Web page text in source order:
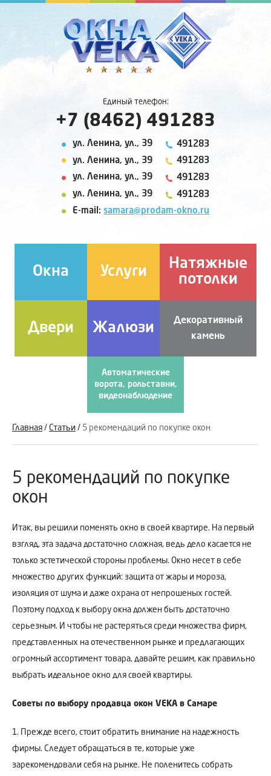
Единый телефон:
+7 (8462) 491283
ул. Ленина, ул., 39
491283
ул. Ленина, ул., 39
491283
ул. Ленина, ул., 39
491283
ул. Ленина, ул., 39
491283
E-mail: samara@prodam-okno.ru
Окна Услуги
Натяжные
потолки
Двери Жалюзи
Декоративный
камень
Автоматические
ворота, рольставни,
видеонаблюдение
Главная / Статьи / 5 рекомендаций по покупке окон
5 рекомендаций по покупке
окон
Итак, вы решили поменять окно в своей квартире. На первый
взгляд, эта задача достаточно сложная, ведь дело касается не
только эстетической стороны проблемы. Окно несет в себе
множество других функций: защита от жары и мороза,
изоляция от шума и даже охрана от непрошеных гостей.
Поэтому подход к выбору окна должен быть достаточно
серьезным. И чтобы не растеряться среди множества фирм,
представленных на отечественном рынке и предлагающих
огромный ассортимент товара, давайте решим, как правильно
выбрать идеальное окно для своей квартиры.
Советы по выбору продавца окон VEKA в Самаре
1. Прежде всего, стоит обратить внимание на надежность
фирмы. Следует обращаться в те, которые уже
зарекомендовали себя на рынке. Не поленитесь собрать